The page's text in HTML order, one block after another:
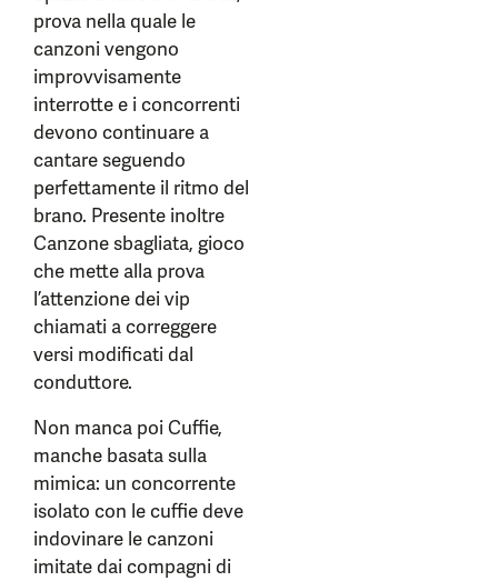
prova nella quale le
canzoni vengono
improvvisamente
interrotte e i concorrenti
devono continuare a
cantare seguendo
perfettamente il ritmo del
brano. Presente inoltre
Canzone sbagliata, gioco
che mette alla prova
l’attenzione dei vip
chiamati a correggere
versi modificati dal
conduttore.
Non manca poi Cuffie,
manche basata sulla
mimica: un concorrente
isolato con le cuffie deve
indovinare le canzoni
imitate dai compagni di